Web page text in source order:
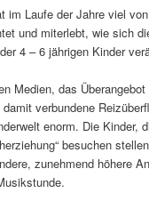
im Laufe der Jahre viel
und miterlebt, wie sich
4 – 6 jährigen Kinder
Medien, das
verbundene
enorm. Die Kinder,
besuchen
zunehmend höhere